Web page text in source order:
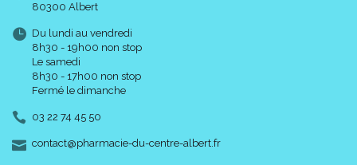
80300 Albert
Du lundi au vendredi
8h30 - 19h00 non stop
Le samedi
8h30 - 17h00 non stop
Fermé le dimanche
03 22 74 45 50
contact-
@-
pharmacie-du-centre-albert.fr